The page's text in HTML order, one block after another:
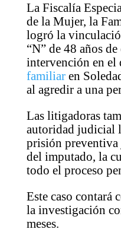
La Fiscalía
de la Mujer, la
logró la
“N” de 48 años
intervención en el
familiaren
al agredir a una
Las litigadoras
autoridad judicial
prisión
del imputado, la
todo el proceso
Este caso contará
la investigación
meses.